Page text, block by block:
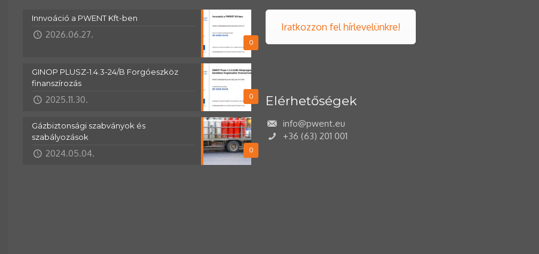
0
Innvoáció a PWENT Kft-ben
2026.06.27.
0
GINOP PLUSZ-1.4.3-24/B Forgóeszköz
finanszírozás
2025.11.30.
0
Gázbiztonsági szabványok és
szabályozások
2024.05.04.
Iratkozzon fel hírlevelünkre!
Elérhetőségek
info@pwent.eu
+36 (63) 201 001